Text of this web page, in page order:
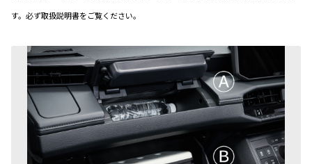
す。必ず取扱説明書をご覧ください。